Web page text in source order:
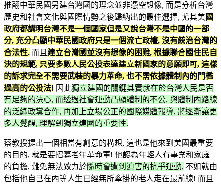
推翻中華民國另建台灣國的理念並非憑空想像, 而是分析台灣
歷史和社會文化與國際情勢之後歸納出的最佳選擇, 尤其美國
政府都講明台灣不是一個國家但是又說台灣不是中國的一部
分, 充分凸顯中華民國政府只是一個流亡政權, 沒有統治台灣的
合法性. 而且 建立台灣國並沒有想像的困難, 根據聯合國住民自
決的規範, 只要多數人民公投表達建立新國家的意願即可, 這樣
的訴求完全不需要武裝的暴力革命, 也不需依據體制內的門檻
過高的公投法! 因此獨立建國的關鍵其實就在於台灣人民是否
有足夠的決心, 而透過社會運動凸顯體制的不公, 與體制內路線
的泛綠政黨合作, 再加上立場公正的國際媒體報導, 將逐漸讓更
多人覺醒, 理解到獨立建國的重要性.
蔡教授提出一個相當有創意的構想, 這也是他來到美國最重要
的目的, 就是要招募老年革命軍! 他認為年輕人有事業和家庭
的負擔, 難免無法致力於隨時會遭到迫害的抗爭運動, 不如就由
包括他自己在內等人生已經無所牽掛的老人走在最前線! 而且